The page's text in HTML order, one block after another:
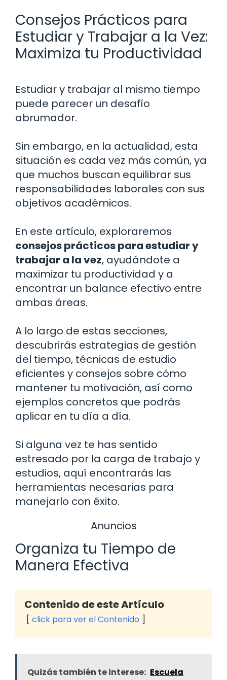
Consejos Prácticos para
Estudiar y Trabajar a la Vez:
Maximiza tu Productividad
Estudiar y trabajar al mismo tiempo
puede parecer un desafío
abrumador.
Sin embargo, en la actualidad, esta
situación es cada vez más común, ya
que muchos buscan equilibrar sus
responsabilidades laborales con sus
objetivos académicos.
En este artículo, exploraremos
consejos prácticos para estudiar y
trabajar a la vez, ayudándote a
maximizar tu productividad y a
encontrar un balance efectivo entre
ambas áreas.
A lo largo de estas secciones,
descubrirás estrategias de gestión
del tiempo, técnicas de estudio
eficientes y consejos sobre cómo
mantener tu motivación, así como
ejemplos concretos que podrás
aplicar en tu día a día.
Si alguna vez te has sentido
estresado por la carga de trabajo y
estudios, aquí encontrarás las
herramientas necesarias para
manejarlo con éxito.
Anuncios
Organiza tu Tiempo de
Manera Efectiva
Contenido de este Artículo
click para ver el Contenido
Quizás también te interese: Escuela